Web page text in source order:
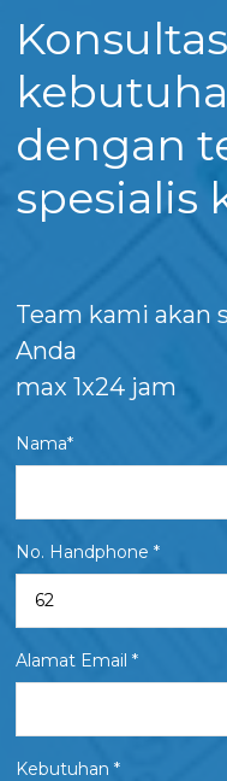
dengan
spesialis
Team kami akan
Anda
max 1x24 jam
Nama*
No. Handphone *
Alamat Email *
Kebutuhan *